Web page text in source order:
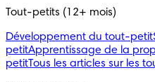
Tout-petits (12+ mois)
Développement du tout-petit
petitApprentissage de la
petitTous les articles sur les